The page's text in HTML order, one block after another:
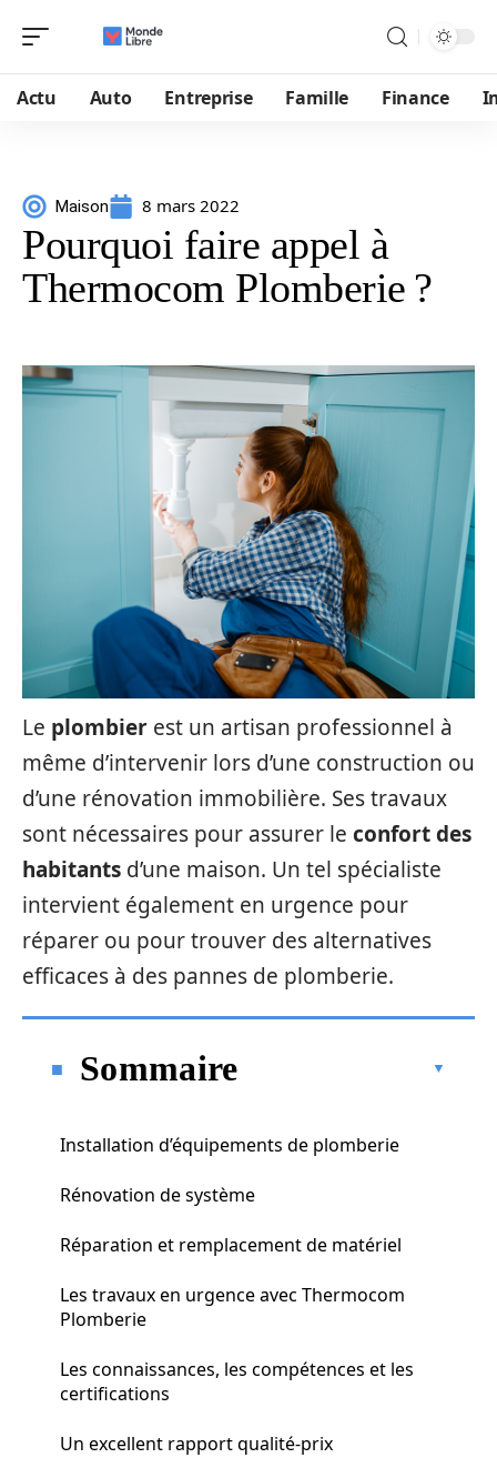
Actu Auto Entreprise Famille Finance
Maison 8 mars 2022
Pourquoi faire appel à
Thermocom Plomberie ?
Le plombier est un artisan professionnel à
même d’intervenir lors d’une construction ou
d’une rénovation immobilière. Ses travaux
sont nécessaires pour assurer le confort des
habitants d’une maison. Un tel spécialiste
intervient également en urgence pour
réparer ou pour trouver des alternatives
efficaces à des pannes de plomberie.
Sommaire
Installation d’équipements de plomberie
Rénovation de système
Réparation et remplacement de matériel
Les travaux en urgence avec Thermocom
Plomberie
Les connaissances, les compétences et les
certifications
Un excellent rapport qualité-prix